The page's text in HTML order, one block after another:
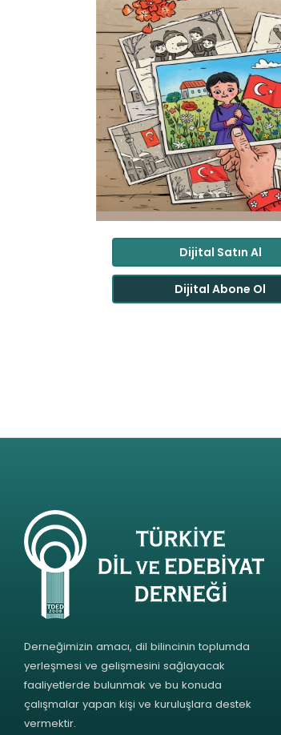
Dijital Satın Al
Dijital Abone Ol
Derneğimizin amacı, dil bilincinin toplumda
yerleşmesi ve gelişmesini sağlayacak
faaliyetlerde bulunmak ve bu konuda
çalışmalar yapan kişi ve kuruluşlara destek
vermektir.